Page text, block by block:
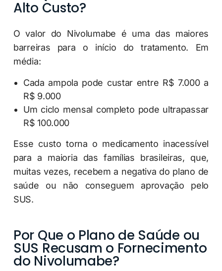
Alto Custo?
O valor do Nivolumabe é uma das maiores
barreiras para o início do tratamento. Em
média:
Cada ampola pode custar entre R$ 7.000 a
R$ 9.000
Um ciclo mensal completo pode ultrapassar
R$ 100.000
Esse custo torna o medicamento inacessível
para a maioria das famílias brasileiras, que,
muitas vezes, recebem a negativa do plano de
saúde ou não conseguem aprovação pelo
SUS.
Por Que o Plano de Saúde ou
SUS Recusam o Fornecimento
do Nivolumabe?